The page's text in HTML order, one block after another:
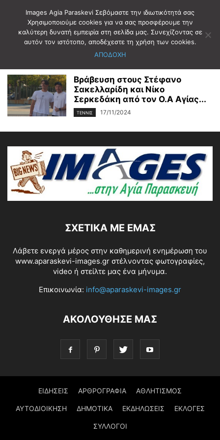
Αρχική 2024 Νοέμβριος 17
Ημερήσιο Αρχείο: 17/11/2024
Βράβευση στους Στέφανο
Σακελλαρίδη και Νίκο
Σερκεδάκη από τον Ο.Α Αγίας...
ΤΕΝΝΙΣ 17/11/2024
ΣΧΕΤΙΚΆ ΜΕ ΕΜΆΣ
Λάβετε ενεργά μέρος στην καθημερινή ενημέρωση του
www.aparaskevi-images.gr στέλνοντας φωτογραφίες,
video ή στείλτε μας ένα μήνυμα.
Επικοινωνία: info@aparaskevi-images.gr
ΑΚΟΛΟΥΘΗΣΕ ΜΑΣ
ΕΙΔΗΣΕΙΣ ΑΡΘΡΟΓΡΑΦΙΑ ΑΘΛΗΤΙΣΜΟΣ
ΑΥΤΟΔΙΟΙΚΗΣΗ ΔΗΜΟΤΙΚΑ ΕΚΔΗΛΩΣΕΙΣ ΕΚΛΟΓΕΣ
ΣΥΛΛΟΓΟΙ
Images Agia Paraskevi Σεβόμαστε την ιδιωτικότητά σας
Χρησιμοποιούμε cookies για να σας προσφέρουμε την
καλύτερη δυνατή εμπειρία στη σελίδα μας. Συνεχίζοντας σε
αυτόν τον ιστότοπο, αποδέχεστε τη χρήση των cookies.
ΑΠΟΔΟΧΗ